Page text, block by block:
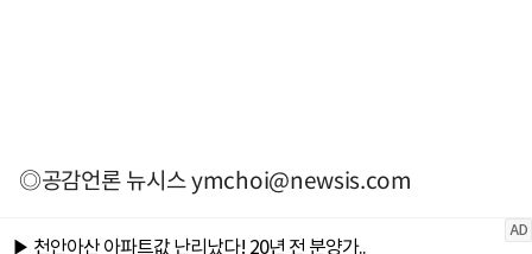
◎공감언론 뉴시스ymchoi@newsis.com